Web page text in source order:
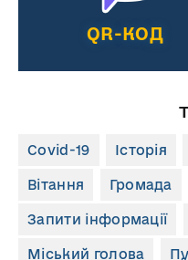
QR-КОД
Covid-19 Історія
Вітання Громада
Запити інформації
Міський голова